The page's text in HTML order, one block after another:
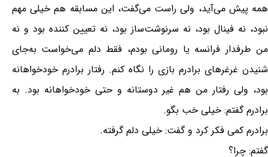
همه پیش می‌آید، ولی راست می‌گفت، این مسابقه هم خیلی مهم
نبود، نه فینال بود، نه سرنوشت‌ساز بود، نه تعیین کننده بود و نه
من طرفدار فرانسه یا رومانی بودم، فقط دلم می‌خواست به‌جای
شنیدن غرغرهای برادرم بازی را نگاه کنم. رفتار برادرم خودخواهانه
بود، ولی رفتار من هم غیر دوستانه و حتی خودخواهانه بود. به
برادرم گفتم: خیلی خب بگو.
برادرم کمی فکر کرد و گفت: خیلی دلم گرفته.
گفتم: چرا؟